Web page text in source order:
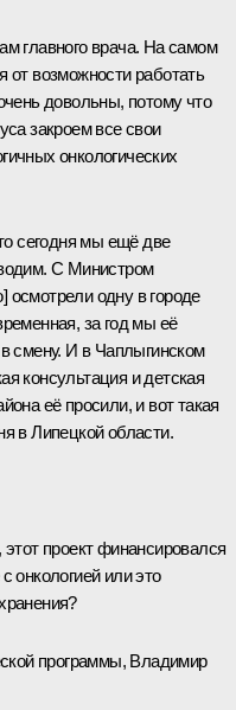
главного врача. На самом
от возможности работать
довольны, потому что
закроем все свои
онкологических
сегодня мы ещё две
С Министром
одну в городе
за год мы её
смену. И в Чаплыгинском
консультация и детская
её просили, и вот такая
в Липецкой области.
проект финансировался
онкологией или это
программы, Владимир